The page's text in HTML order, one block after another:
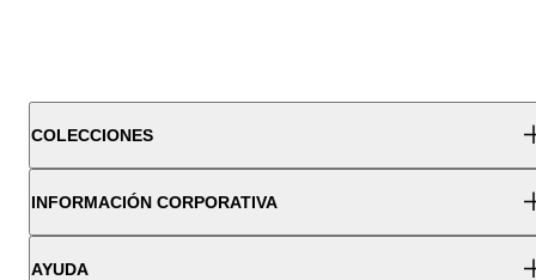
COLECCIONES
INFORMACIÓN CORPORATIVA
AYUDA